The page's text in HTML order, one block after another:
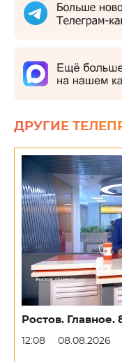
ДРУГИЕ
Ростов. Главное.
12:08 08.08.2026